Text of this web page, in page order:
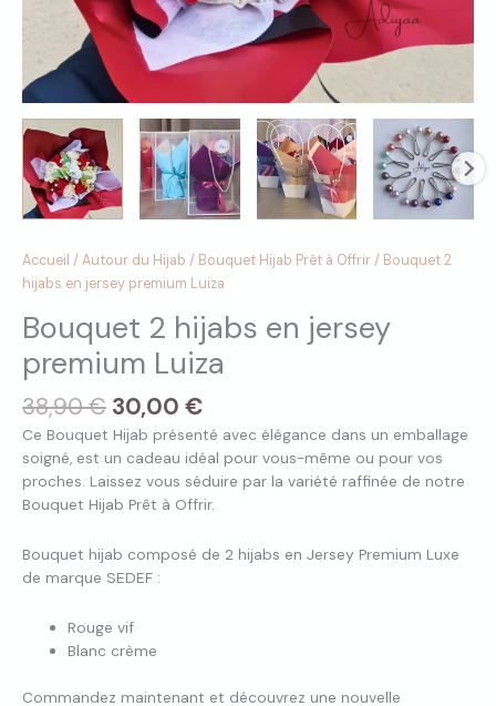
Accueil /Autour du Hijab / Bouquet Hijab Prêt à Offrir / Bouquet 2
hijabs en jersey premium Luiza
Bouquet 2 hijabs en jersey
premium Luiza
38,90€ 30,00 €
Ce Bouquet Hijab présenté avec élégance dans un emballage
soigné, est un cadeau idéal pour vous-même ou pour vos
proches. Laissez vous séduire par la variété raffinée de notre
Bouquet Hijab Prêt à Offrir.
Bouquet hijab composé de 2 hijabs en Jersey Premium Luxe
de marque SEDEF :
Rouge vif
Blanc crème
Commandez maintenant et découvrez une nouvelle